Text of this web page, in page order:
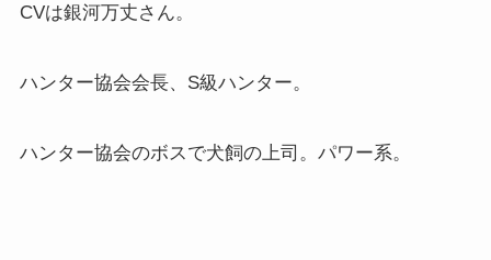
CVは銀河万丈さん。
ハンター協会会長、S級ハンター。
ハンター協会のボスで犬飼の上司。パワー系。